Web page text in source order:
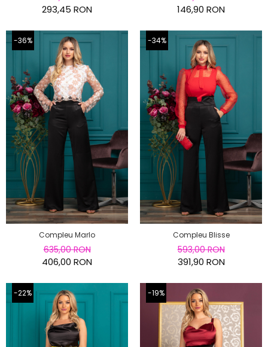
293,45 RON 146,90 RON
-36%
Compleu Marlo
635,00 RON
406,00 RON
-34%
Compleu Blisse
593,00 RON
391,90 RON
-22% -19%